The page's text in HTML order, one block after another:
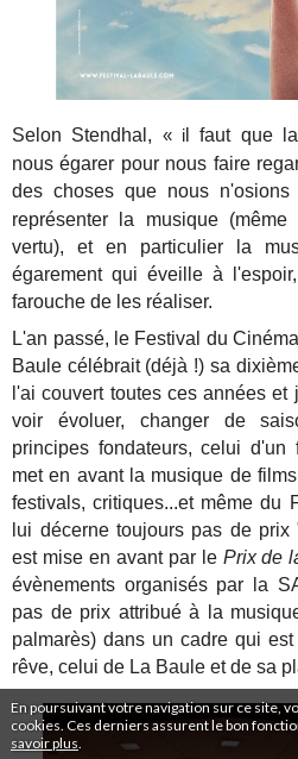
En poursuivant votre navigation sur ce site,
cookies. Ces derniers assurent le bon
savoir plus
Selon Stendhal, « i l faut que
nous égarer pour nous faire
des choses que nous n'osions
représenter la musique
vertu), et en particulier la
égarement qui éveille à
farouche de les réaliser.
L'an passé, le Festival du
Baule célébrait (déjà !) sa
l'ai couvert toutes ces années
voir évoluer, changer de
principes fondateurs, celui
met en avant la musique de
festivals, critiques...et même du
lui décerne toujours pas de
est mise en avant par le Prix de
évènements organisés par la
pas de prix attribué à la
palmarès) dans un cadre qui
rêve, celui de La Baule et de sa